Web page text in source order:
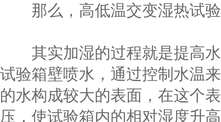
那么，高低温交变湿热试验
其实加湿的过程就是提高水
试验箱壁喷水，通过控制水温
的水构成较大的表面，在这个
压，使试验箱内的相对湿度升